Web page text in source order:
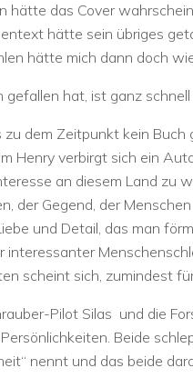
hätte das Cover
hätte sein übriges
hätte mich dann doch
hat, ist ganz
dem Zeitpunkt kein Buch
Henry verbirgt sich ein
an diesem Land zu
der Gegend, der
und Detail, das man
interessanter
scheint sich, zumindest
Pilot Silas und die
Beide
nennt und das beide